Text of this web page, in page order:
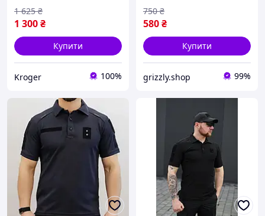
1 300₴
1 625 ₴
Купити
Kroger 100%
580₴
750 ₴
Купити
grizzly.shop 99%